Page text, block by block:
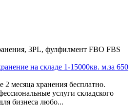
на складе 1-15000кв. м.за 650
месяца хранения бесплатно.
услуги складского
бизнеса любо...